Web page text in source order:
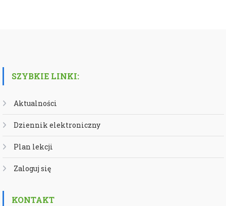
SZYBKIE LINKI:
Aktualności
Dziennik elektroniczny
Plan lekcji
Zaloguj się
KONTAKT